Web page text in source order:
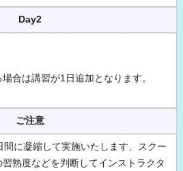
Day2
合は講習が1日追加となります。
ご注意
間に凝縮して実施いたします、スクー
熟度などを判断してインストラクタ